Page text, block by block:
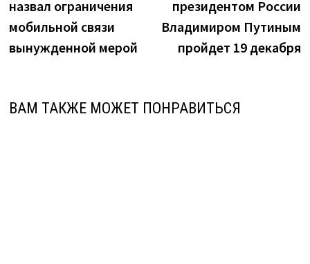
записям
назвал ограничения
мобильной связи
вынужденной мерой
президентом России
Владимиром Путиным
пройдет 19 декабря
ВАМ ТАКЖЕ МОЖЕТ ПОНРАВИТЬСЯ